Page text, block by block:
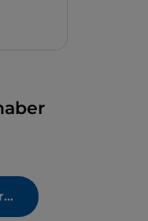
Greifen Sie jetzt auf Ihren reservierten Bereich zu